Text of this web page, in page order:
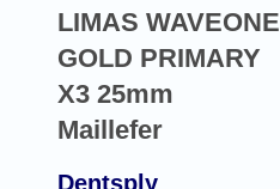
LIMAS WAVEONE
GOLD PRIMARY
X3 25mm
Maillefer
Dentsply